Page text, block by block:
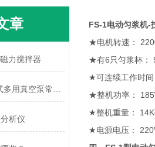
FS-1电动匀浆机-
★电机转速：
★有6只匀浆杯：
★可连续工作时
★整机功率：
★整机重量：
★电源电压：
章
力搅拌器
SHB-III系列循环水式多用真空泵常见故障和处理方法
析仪